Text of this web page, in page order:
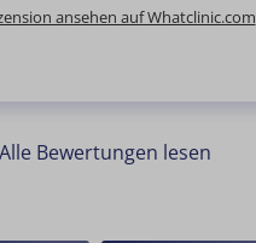
ansehen auf Whatclinic.com
Alle Bewertungen lesen